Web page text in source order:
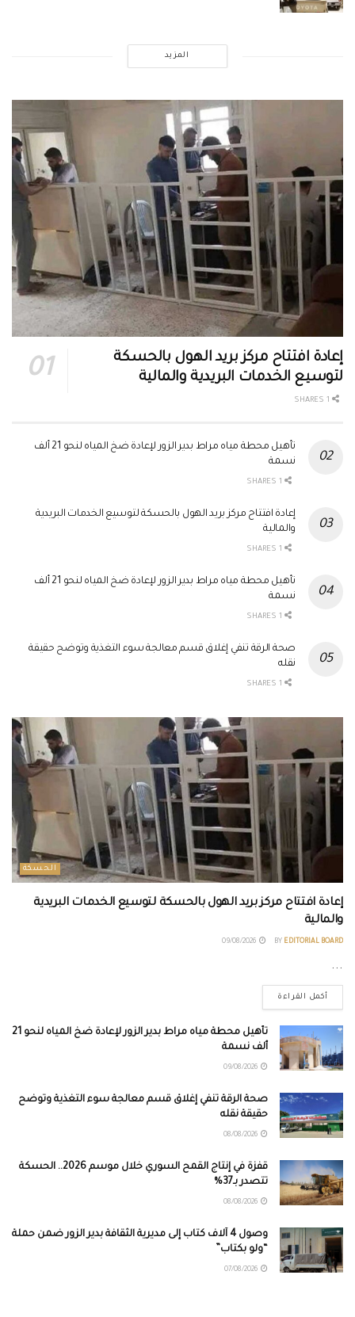
المزيد
إعادة افتتاح مركز بريد الهول بالحسكة
لتوسيع الخدمات البريدية والمالية
تأهيل محطة مياه مراط بدير الزور لإعادة ضخ المياه لنحو 21 ألف
نسمة
إعادة افتتاح مركز بريد الهول بالحسكة لتوسيع الخدمات البريدية
والمالية
تأهيل محطة مياه مراط بدير الزور لإعادة ضخ المياه لنحو 21 ألف
نسمة
صحة الرقة تنفي إغلاق قسم معالجة سوء التغذية وتوضح حقيقة
نقله
الحسكة
إعادة افتتاح مركز بريد الهول بالحسكة لتوسيع الخدمات البريدية
والمالية
BY EDITORIAL BOARD
...
أكمل القراءة
تأهيل محطة مياه مراط بدير الزور لإعادة ضخ المياه لنحو 21
ألف نسمة
صحة الرقة تنفي إغلاق قسم معالجة سوء التغذية وتوضح
حقيقة نقله
قفزة في إنتاج القمح السوري خلال موسم 2026.. الحسكة
تتصدر بـ37%
وصول 4 آلاف كتاب إلى مديرية الثقافة بدير الزور ضمن حملة
“ولو بكتاب”